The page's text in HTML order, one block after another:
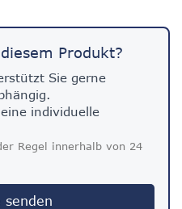
Produkt?
Sie gerne
individuelle
Regel innerhalb von 24
senden